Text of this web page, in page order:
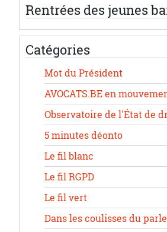
Rentrées des jeunes
Catégories
Mot du Président
AVOCATS.BE en
Observatoire de l'État de
5 minutes déonto
Le fil blanc
Le fil RGPD
Le fil vert
Dans les coulisses du